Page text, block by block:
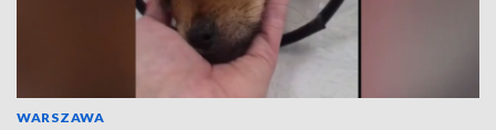
WARSZAWA